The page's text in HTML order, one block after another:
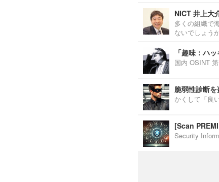
NICT 井上大
多くの組織で
ないでしょう
「趣味：ハ
国内 OSINT
脆弱性診断
かくして「良
[Scan
Security